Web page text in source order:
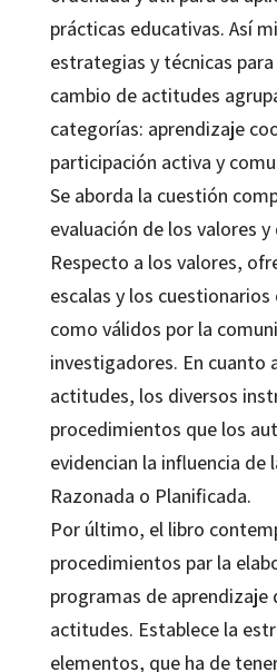
prácticas educativas. Así
estrategias y técnicas
cambio de actitudes
categorías: aprendizaje
participación activa y
Se aborda la cuestión
evaluación de los valores
Respecto a los valores,
escalas y los
como válidos por la
investigadores. En cuanto
actitudes, los diversos
procedimientos que los
evidencian la influencia de
Razonada o Planificada.
Por último, el libro
procedimientos par la
programas de aprendizaje
actitudes. Establece la
elementos, que ha de